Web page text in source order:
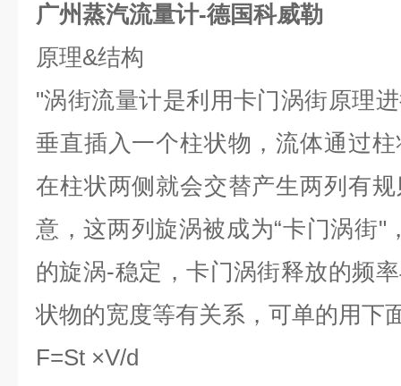
广州蒸汽流量计-德国科威勒
原理&结构
"涡街流量计是利用卡门涡街原理
垂直插入一个柱状物，流体通过
在柱状两侧就会交替产生两列有
意，这两列旋涡被成为“卡门涡街"
的旋涡-稳定，卡门涡街释放的频
状物的宽度等有关系，可单的用下
F=St ×V/d